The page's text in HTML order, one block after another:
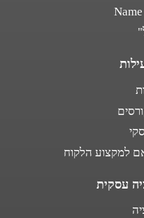
למקצוע הלקוח
עסקית